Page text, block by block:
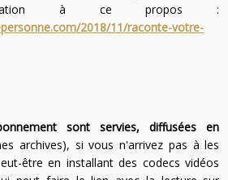
à ce propos :
2018/11/raconte-votre-
sont servies, diffusées en
archives), si vous n'arrivez pas à les
être en installant des codecs vidéos